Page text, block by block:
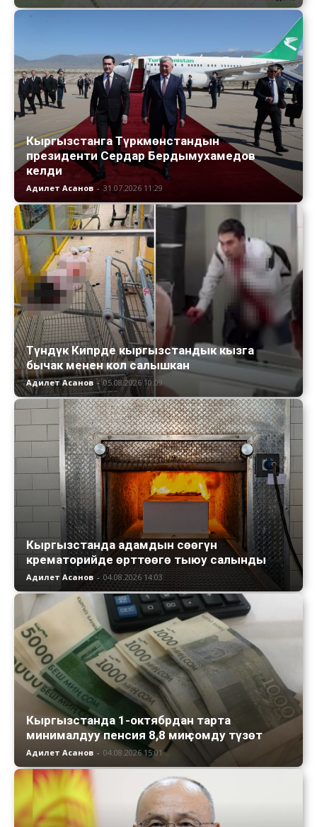
Кыргызстанга Түркмөнстандын
президенти Сердар Бердымухамедов
келди
Адилет Асанов - 31.07.2026 11:29
Түндүк Кипрде кыргызстандык кызга
бычак менен кол салышкан
Адилет Асанов - 05.08.2026 10:09
Кыргызстанда адамдын сөөгүн
крематорийде өрттөөгө тыюу салынды
Адилет Асанов - 04.08.2026 14:03
Кыргызстанда 1-октябрдан тарта
минималдуу пенсия 8,8 миң сомду түзөт
Адилет Асанов - 04.08.2026 15:01